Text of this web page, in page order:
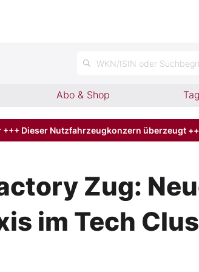
WKN/ISIN oder
Abo & Shop
Dieser Nutzfahrzeugkonzern überzeugt
Zug:
im Tech